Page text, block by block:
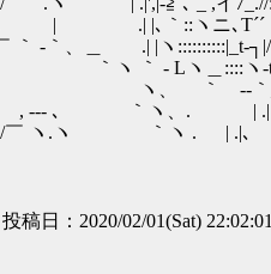
､｀::ヽニ､T´´ｌ､
‐｀、＿ .| |ヽ
‐ Lヽ＿::::ヽ-tヒ::|_
｀ ‐-｀_ヽ､､ヽ
､ ｀ヽ、. | .| ヽ
.ヽ ｀ヽ . | .|､ ヽ
稿日：2020/02/01(Sat)